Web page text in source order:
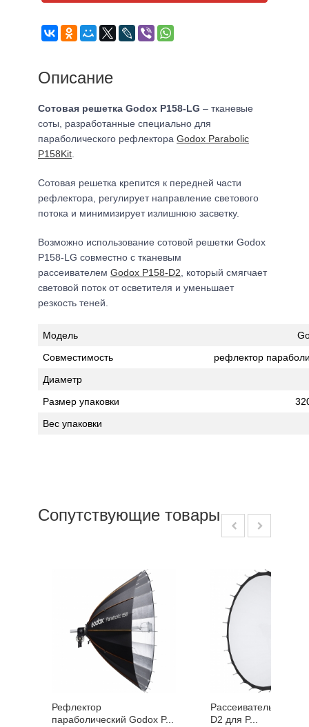
Описание
Сотовая решетка Godox P158-LG – тканевые
соты, разработанные специально для
параболического рефлектора Godox Parabolic
P158Kit
Сотовая решетка крепится к передней части
рефлектора, регулирует направление светового
потока и минимизирует излишнюю засветку.
Возможно использование сотовой решетки Godox
P158-LG совместно с тканевым
рассеивателем Godox P158-D2 , который смягчает
световой поток от осветителя и уменьшает
резкость теней.
Модель
Совместимость
рефлектор
Диаметр
Размер упаковки
Вес упаковки
Сопутствующие товары
Рефлектор
параболический Godox P...
Рассеиватель Godox
D2 для P...